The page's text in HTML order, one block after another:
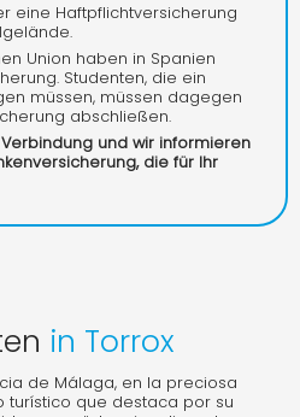
eine Haftpflichtversicherung
Union haben in Spanien
Studenten, die ein
müssen, müssen dagegen
abschließen.
und wir informieren
die für Ihr
in Torrox
de Málaga, en la preciosa
turístico que destaca por su